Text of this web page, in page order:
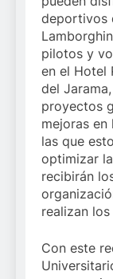
deportivos
pilotos y
en el Hotel
del
proyectos
mejoras en
las que
optimizar
recibirán
realizan
Con este